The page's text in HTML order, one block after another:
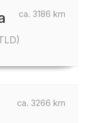
ca. 3186 km
ca. 3266 km